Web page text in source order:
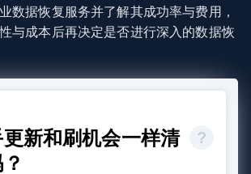
数据恢复服务并了解其成功率与费用，
与成本后再决定是否进行深入的数据恢
新和刷机会一样清